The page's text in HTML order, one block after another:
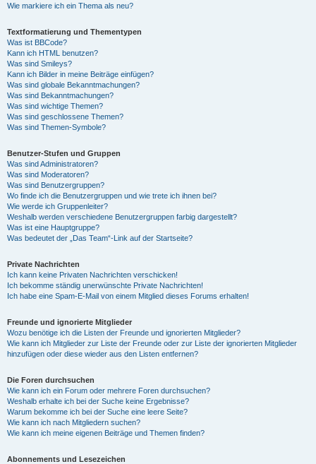
Wie markiere ich ein Thema als neu?
Textformatierung und Thementypen
Was ist BBCode?
Kann ich HTML benutzen?
Was sind Smileys?
Kann ich Bilder in meine Beiträge einfügen?
Was sind globale Bekanntmachungen?
Was sind Bekanntmachungen?
Was sind wichtige Themen?
Was sind geschlossene Themen?
Was sind Themen-Symbole?
Benutzer-Stufen und Gruppen
Was sind Administratoren?
Was sind Moderatoren?
Was sind Benutzergruppen?
Wo finde ich die Benutzergruppen und wie trete ich ihnen bei?
Wie werde ich Gruppenleiter?
Weshalb werden verschiedene Benutzergruppen farbig dargestellt?
Was ist eine Hauptgruppe?
Was bedeutet der „Das Team“-Link auf der Startseite?
Private Nachrichten
Ich kann keine Privaten Nachrichten verschicken!
Ich bekomme ständig unerwünschte Private Nachrichten!
Ich habe eine Spam-E-Mail von einem Mitglied dieses Forums erhalten!
Freunde und ignorierte Mitglieder
Wozu benötige ich die Listen der Freunde und ignorierten Mitglieder?
Wie kann ich Mitglieder zur Liste der Freunde oder zur Liste der ignorierten Mitglieder
hinzufügen oder diese wieder aus den Listen entfernen?
Die Foren durchsuchen
Wie kann ich ein Forum oder mehrere Foren durchsuchen?
Weshalb erhalte ich bei der Suche keine Ergebnisse?
Warum bekomme ich bei der Suche eine leere Seite?
Wie kann ich nach Mitgliedern suchen?
Wie kann ich meine eigenen Beiträge und Themen finden?
Abonnements und Lesezeichen